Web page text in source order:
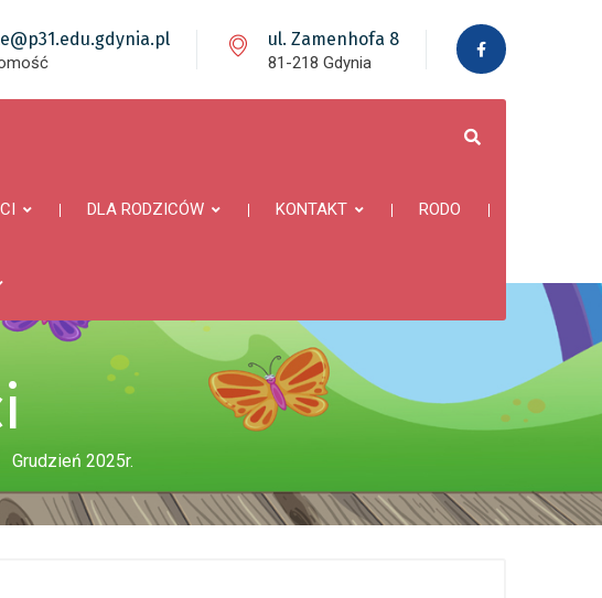
ul. Zamenhofa 8
81-218 Gdynia
DLA RODZICÓW KONTAKT RODO
Grudzień 2025r.